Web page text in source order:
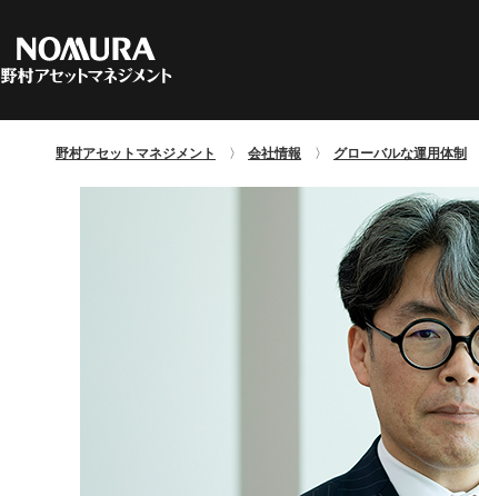
ファンド情報TOPへ
マーケット情報TOPへ
資産運用の基礎TOPヘ
会社情報TOPヘ
野村アセットマネジメント 会社情報 グローバルな運用体制